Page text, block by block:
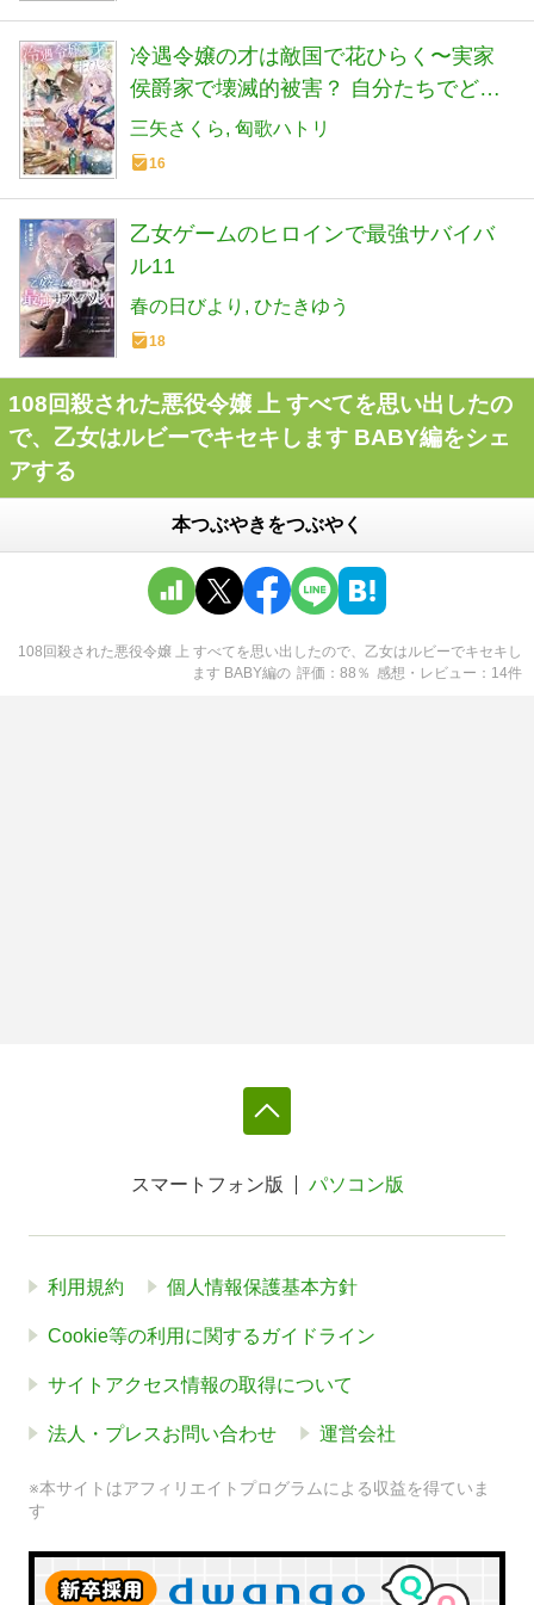
冷遇令嬢の才は敵国で花ひらく〜実家
侯爵家で壊滅的被害？ 自分たちでどう
にかしてください～ (Celicaノベルス)
三矢さくら 匈歌ハトリ
16
乙女ゲームのヒロインで最強サバイバ
ル11
春の日びより ひたきゆう
18
108回殺された悪役令嬢 上 すべてを思い出したの
で、乙女はルビーでキセキします BABY編をシェ
アする
本つぶやきをつぶやく
108回殺された悪役令嬢 上 すべてを思い出したので、乙女はルビーでキセキし
ます BABY編の 評価 88 ％ 感想・レビュー 14件
スマートフォン版 パソコン版
利用規約 個人情報保護基本方針
Cookie等の利用に関するガイドライン
サイトアクセス情報の取得について
法人・プレスお問い合わせ 運営会社
※本サイトはアフィリエイトプログラムによる収益を得ていま
す